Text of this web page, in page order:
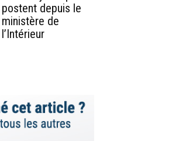
postent depuis le
ministère de
l’Intérieur